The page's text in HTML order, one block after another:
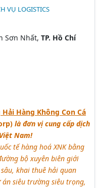
VỤ LOGISTICS
Sơn Nhất,TP. Hồ Chí
Hàng Không Con Cá
là đơn vị cung cấp dịch
Nam!
tế hàng hoá XNK bằng
bộ xuyên biên giới
khai thuê hải quan
siêu trường siêu trọng,